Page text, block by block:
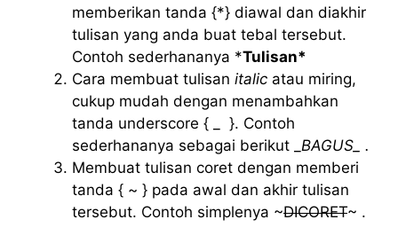
memberikan tanda {*} diawal dan diakhir
tulisan yang anda buat tebal tersebut.
Contoh sederhananya *Tulisan*
Cara membuat tulisan italic atau miring,
cukup mudah dengan menambahkan
tanda underscore { _ }. Contoh
sederhananya sebagai berikut _ BAGUS_ .
Membuat tulisan coret dengan memberi
tanda { ~ } pada awal dan akhir tulisan
tersebut. Contoh simplenya ~DICORET~ .